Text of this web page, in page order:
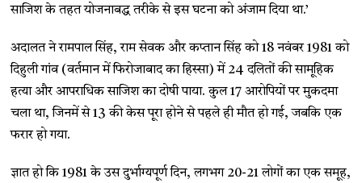
साजिश के तहत योजनाबद्ध तरीके से इस घटना को अंजाम दिया था.’
अदालत ने रामपाल सिंह, राम सेवक और कप्तान सिंह को 18 नवंबर 1981 को
दिहुली गांव (वर्तमान में फिरोजाबाद का हिस्सा) में 24 दलितों की सामूहिक
हत्या और आपराधिक साजिश का दोषी पाया. कुल 17 आरोपियों पर मुकदमा
चला था, जिनमें से 13 की केस पूरा होने से पहले ही मौत हो गई, जबकि एक
फरार हो गया.
ज्ञात हो कि 1981 के उस दुर्भाग्यपूर्ण दिन, लगभग 20-21 लोगों का एक समूह,